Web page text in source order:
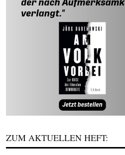
ZUM AKTUELLEN HEFT: